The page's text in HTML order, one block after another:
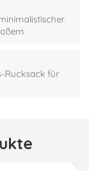
Rucksack für